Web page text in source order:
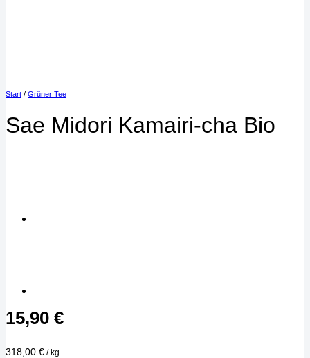
Start / Grüner Tee
Sae Midori Kamairi-cha Bio
15,90 €
318,00 € /kg